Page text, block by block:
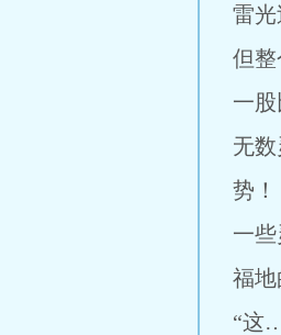
雷光
但整
一
无
势！
一
福地
“这